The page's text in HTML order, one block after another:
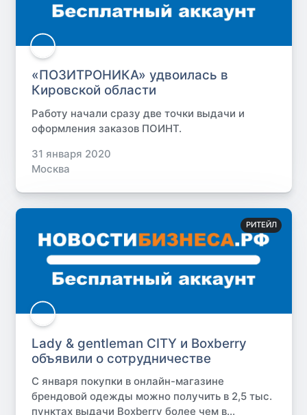
«ПОЗИТРОНИКА» удвоилась в
Кировской области
Работу начали сразу две точки выдачи и
оформления заказов ПОИНТ.
31 января 2020
Москва
РИТЕЙЛ
Lady & gentleman CITY и Boxberrу
объявили о сотрудничестве
С января покупки в онлайн-магазине
брендовой одежды можно получить в 2,5 тыс.
пунктах выдачи Boxberrу более чем в...